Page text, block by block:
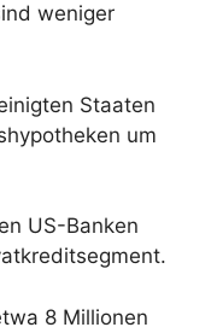
weniger
Staaten
um
US-Banken
8 Millionen